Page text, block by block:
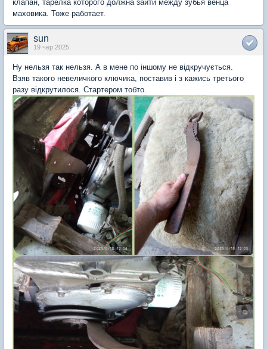
клапан, тарелка которого должна зайти между зубья венца
маховика. Тоже работает.
sun
19 чер 2025
Ну нельзя так нельзя. А в мене по іншому не відкручується.
Взяв такого невеличкого ключика, поставив і з кажись третього
разу відкрутилося. Стартером тобто.